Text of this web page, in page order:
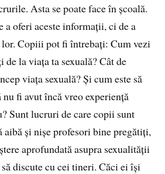
Asta se poate face în școală.
a oferi aceste informații, ci de a
lor. Copiii pot fi întrebați: Cum vezi
de la viața ta sexuală? Cât de
viața sexuală? Și cum este să
nu fi avut încă vreo experiență
Sunt lucruri de care copii sunt
aibă și nișe profesori bine pregătiți,
aprofundată asupra sexualității
discute cu cei tineri. Căci ei își